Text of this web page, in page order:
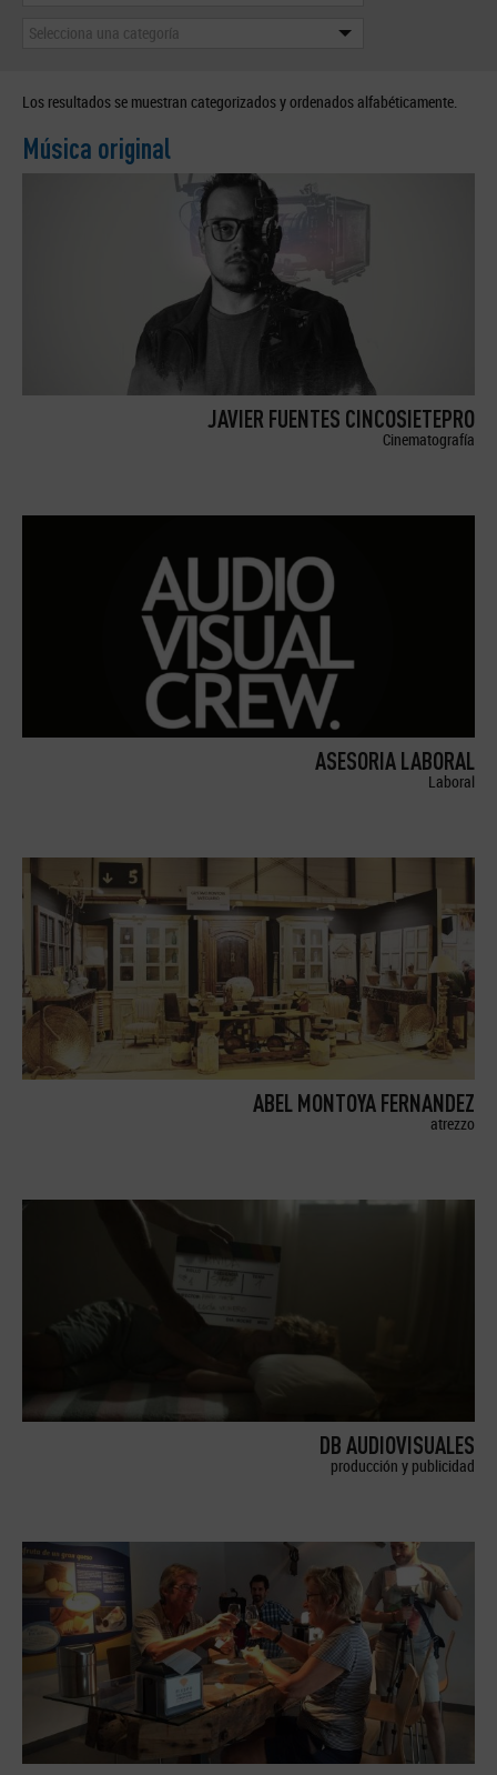
Selecciona una categoría
Los resultados se muestran categorizados y ordenados alfabéticamente.
Música original
JAVIER FUENTES CINCOSIETEPRO
Cinematografía
ASESORIA LABORAL
Laboral
ABEL MONTOYA FERNANDEZ
atrezzo
DB AUDIOVISUALES
producción y publicidad